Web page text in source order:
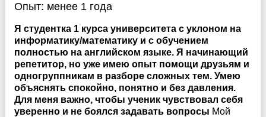
Опыт: менее 1 года
Я студентка 1 курса университета с уклоном на
информатику/математику и с обучением
полностью на английском языке. Я начинающий
репетитор, но уже имею опыт помощи друзьям и
одногруппникам в разборе сложных тем. Умею
объяснять спокойно, понятно и без давления.
Для меня важно, чтобы ученик чувствовал себя
уверенно и не боялся задавать вопросы Мой